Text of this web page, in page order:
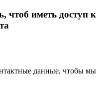
чтоб иметь доступ к
данные, чтобы мы